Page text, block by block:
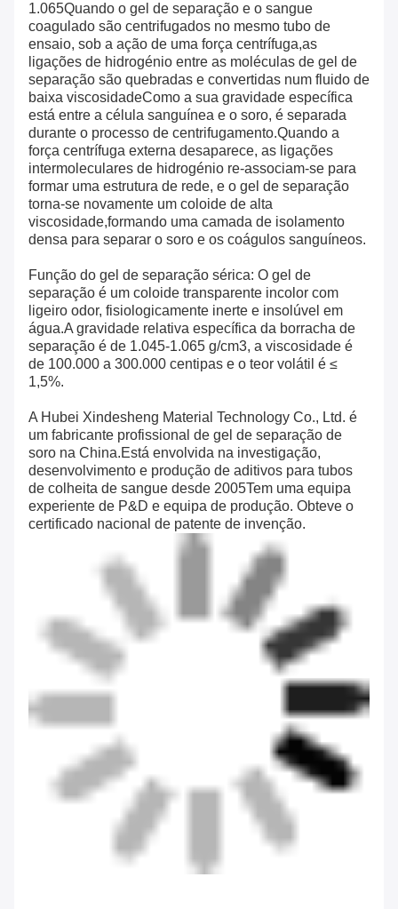
1.065Quando o gel de separação e o sangue
coagulado são centrifugados no mesmo tubo de
ensaio, sob a ação de uma força centrífuga,as
ligações de hidrogénio entre as moléculas de gel de
separação são quebradas e convertidas num fluido de
baixa viscosidadeComo a sua gravidade específica
está entre a célula sanguínea e o soro, é separada
durante o processo de centrifugamento.Quando a
força centrífuga externa desaparece, as ligações
intermoleculares de hidrogénio re-associam-se para
formar uma estrutura de rede, e o gel de separação
torna-se novamente um coloide de alta
viscosidade,formando uma camada de isolamento
densa para separar o soro e os coágulos sanguíneos.
Função do gel de separação sérica: O gel de
separação é um coloide transparente incolor com
ligeiro odor, fisiologicamente inerte e insolúvel em
água.A gravidade relativa específica da borracha de
separação é de 1.045-1.065 g/cm3, a viscosidade é
de 100.000 a 300.000 centipas e o teor volátil é ≤
1,5%.
A Hubei Xindesheng Material Technology Co., Ltd. é
um fabricante profissional de gel de separação de
soro na China.Está envolvida na investigação,
desenvolvimento e produção de aditivos para tubos
de colheita de sangue desde 2005Tem uma equipa
experiente de P&D e equipa de produção. Obteve o
certificado nacional de patente de invenção.